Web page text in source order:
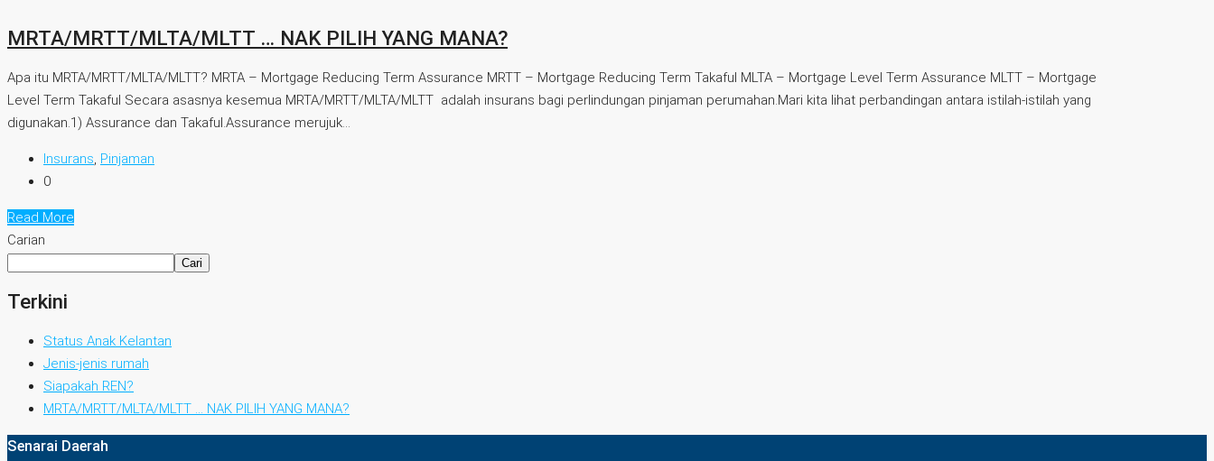
MRTA/MRTT/MLTA/MLTT … NAK PILIH YANG MANA?
Apa itu MRTA/MRTT/MLTA/MLTT? MRTA – Mortgage Reducing Term Assurance MRTT – Mortgage Reducing Term Takaful MLTA – Mortgage Level Term Assurance MLTT – Mortgage
Level Term Takaful Secara asasnya kesemua MRTA/MRTT/MLTA/MLTT adalah insurans bagi perlindungan pinjaman perumahan.Mari kita lihat perbandingan antara istilah-istilah yang
digunakan.1) Assurance dan Takaful.Assurance merujuk...
Insurans, Pinjaman
0
Read More
Carian
Cari
Terkini
Status Anak Kelantan
Jenis-jenis rumah
Siapakah REN?
MRTA/MRTT/MLTA/MLTT … NAK PILIH YANG MANA?
Senarai Daerah